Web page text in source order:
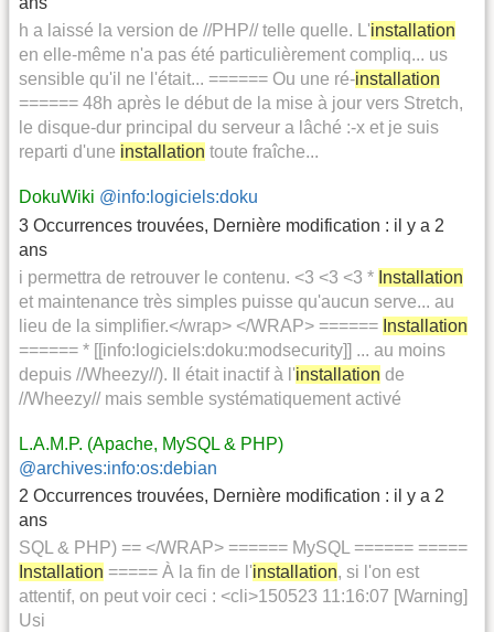
h a laissé la version de //PHP// telle quelle. L'installation
en elle-même n'a pas été particulièrement compliq... us
sensible qu'il ne l'était... ====== Ou une ré-installation
====== 48h après le début de la mise à jour vers Stretch,
le disque-dur principal du serveur a lâché :-x et je suis
reparti d'une installation toute fraîche...
DokuWiki @info:logiciels:doku
3 Occurrences trouvées, Dernière modification : il y a 2
ans
i permettra de retrouver le contenu. <3 <3 <3 * Installation
et maintenance très simples puisse qu'aucun serve... au
lieu de la simplifier.</wrap> </WRAP> ====== Installation
====== * [[info:logiciels:doku:modsecurity]] ... au moins
depuis //Wheezy//). Il était inactif à l'installation de
//Wheezy// mais semble systématiquement activé
L.A.M.P. (Apache, MySQL & PHP)
@archives:info:os:debian
2 Occurrences trouvées, Dernière modification : il y a 2
ans
SQL & PHP) == </WRAP> ====== MySQL ====== =====
Installation ===== À la fin de l'installation, si l'on est
attentif, on peut voir ceci : <cli>150523 11:16:07 [Warning]
Usi